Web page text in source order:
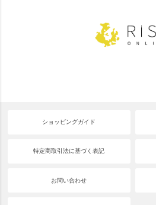
ショッピングガイド
特定商取引法に基づく表記
お問い合わせ